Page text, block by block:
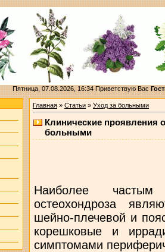
Пятница, 07.08.2026, 16:34Приветствую Вас
Главная» Статьи» Уход за больными
Клинические проявления
больными
Наиболее частым
остеохондроза
шейно-плечевой и
корешковые и
симптомами